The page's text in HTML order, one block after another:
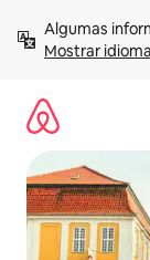
para
Mostrar